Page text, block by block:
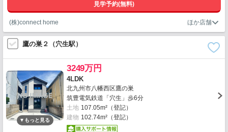
見学予約(無料)
(株)connect home
鷹の巣２（穴生駅）
3249万円
4LDK
北九州市八幡西区鷹の巣
筑豊電気鉄道「穴生」歩6分
土地 107.05m²（登記）
建物 102.74m²（登記）